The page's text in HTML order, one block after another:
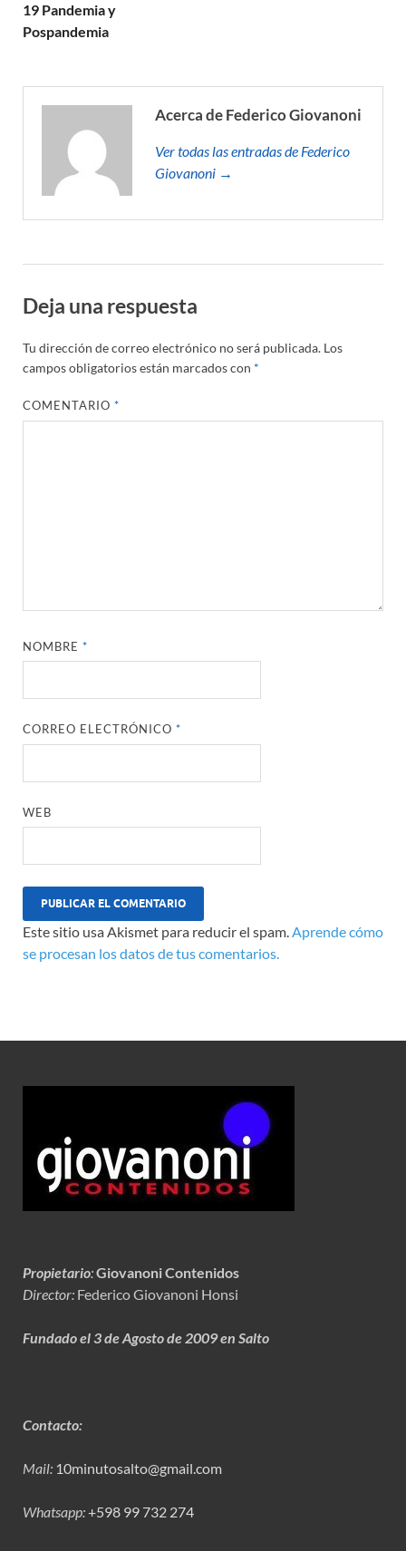
19 Pandemia y
Pospandemia
Acerca de Federico Giovanoni
Ver todas las entradas de Federico
Giovanoni →
Deja una respuesta
Tu dirección de correo electrónico no será publicada. Los
campos obligatorios están marcados con *
COMENTARIO*
NOMBRE*
CORREO ELECTRÓNICO*
WEB
Este sitio usa Akismet para reducir el spam.Aprende cómo
se procesan los datos de tus comentarios.
Propietario:Giovanoni Contenidos
Director: Federico Giovanoni Honsi
Fundado el 3 de Agosto de 2009 en Salto
Contacto:
Mail: 10minutosalto@gmail.com
Whatsapp:+598 99 732 274